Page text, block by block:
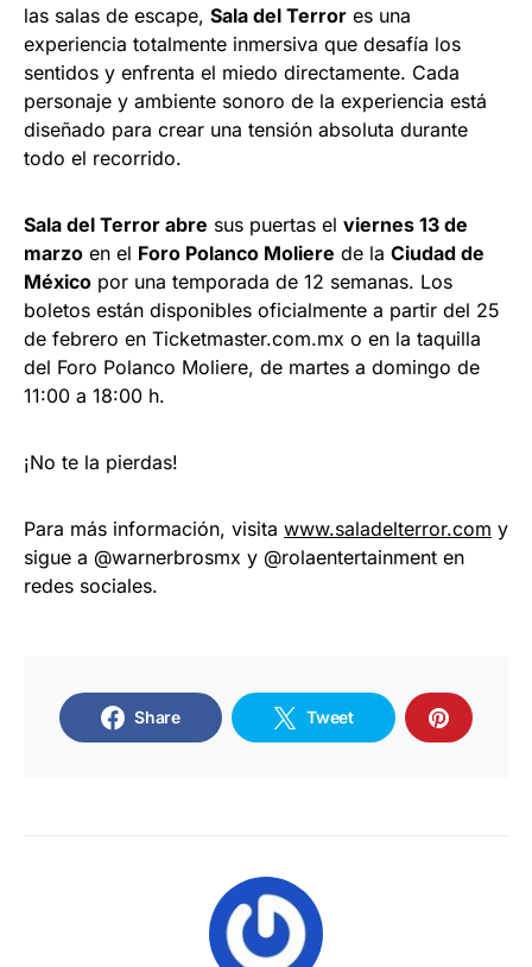
las salas de escape, Sala del Terror es una
experiencia totalmente inmersiva que desafía los
sentidos y enfrenta el miedo directamente. Cada
personaje y ambiente sonoro de la experiencia está
diseñado para crear una tensión absoluta durante
todo el recorrido.
Sala del Terror abre sus puertas el viernes 13 de
marzo en el Foro Polanco Moliere de la Ciudad de
México por una temporada de 12 semanas. Los
boletos están disponibles oficialmente a partir del 25
de febrero en Ticketmaster.com.mx o en la taquilla
del Foro Polanco Moliere, de martes a domingo de
11:00 a 18:00 h.
¡No te la pierdas!
Para más información, visita www.saladelterror.com y
sigue a @warnerbrosmx y @rolaentertainment en
redes sociales.
Share Tweet